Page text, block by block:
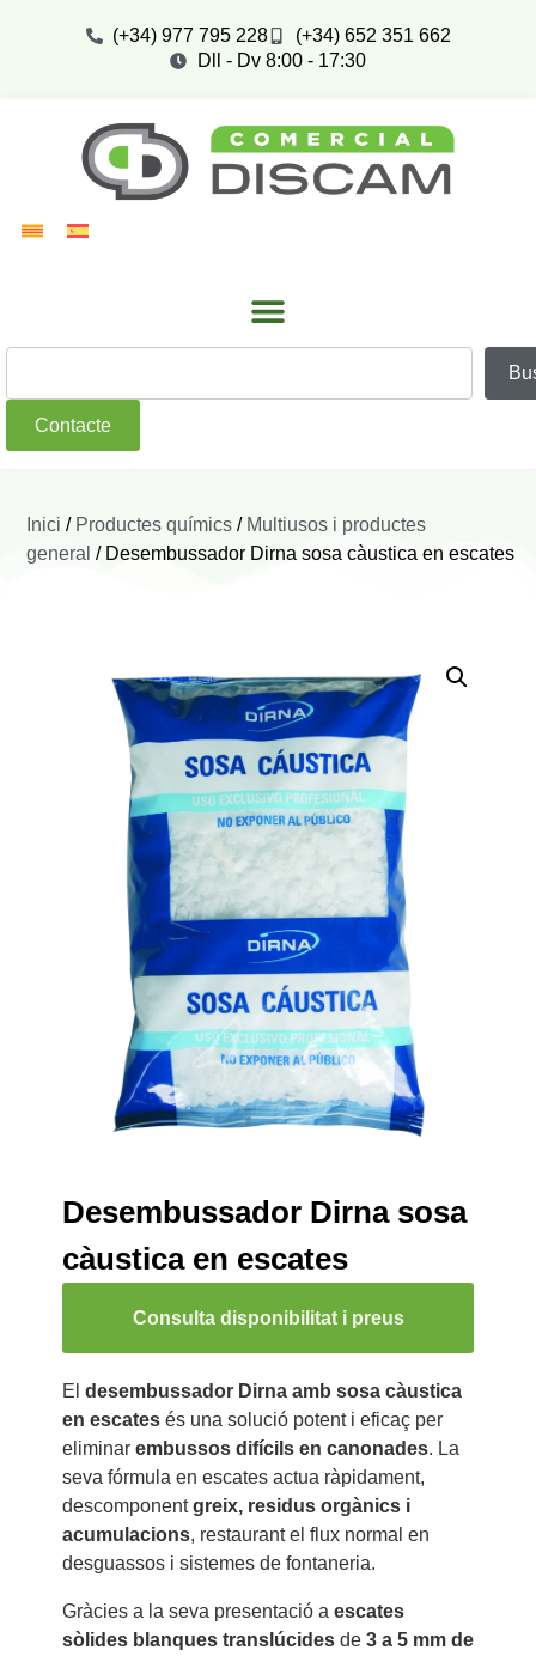
(+34) 977 795 228
(+34) 652 351 662
Dll - Dv 8:00 - 17:30
Contacte
Inici / Productes químics / Multiusos i productes
general / Desembussador Dirna sosa càustica en escates
Desembussador Dirna sosa
càustica en escates
Consulta disponibilitat i preus
El desembussador Dirna amb sosa càustica
en escatesés una solució potent i eficaç per
eliminar embussos difícils en canonades. La
seva fórmula en escates actua ràpidament,
descomponentgreix, residus orgànics i
acumulacions, restaurant el flux normal en
desguassos i sistemes de fontaneria.
Gràcies a la seva presentació a escates
sòlides blanques translúcidesde 3 a 5 mm de